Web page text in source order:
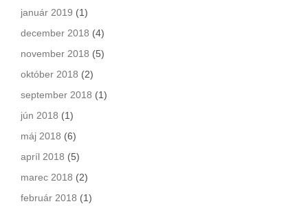
január 2019 (1)
december 2018 (4)
november 2018 (5)
október 2018 (2)
september 2018 (1)
jún 2018 (1)
máj 2018 (6)
apríl 2018 (5)
marec 2018 (2)
február 2018 (1)